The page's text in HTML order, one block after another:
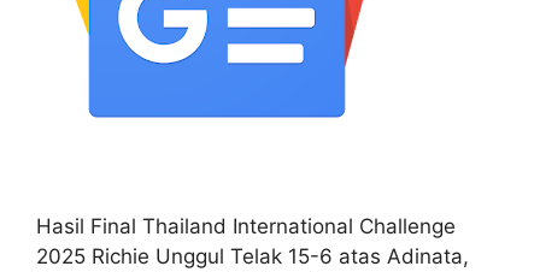
Hasil Final Thailand International Challenge
2025 Richie Unggul Telak 15-6 atas Adinata,